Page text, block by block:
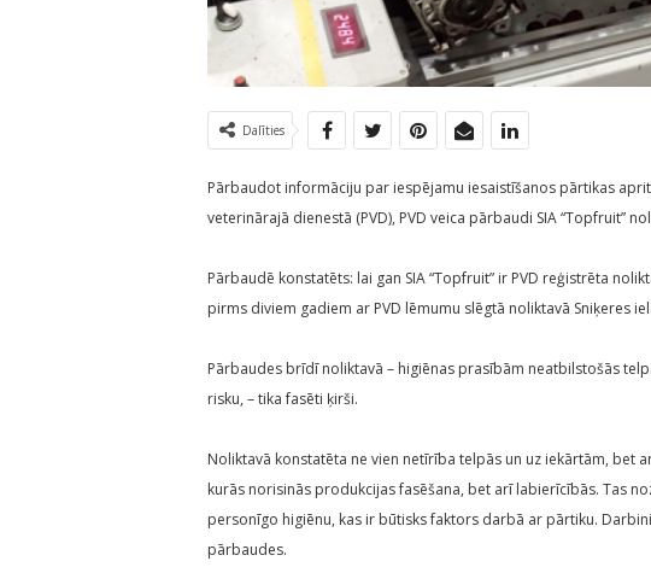
Dalīties
Pārbaudot informāciju par iespējamu iesaistīšanos pārtikas
veterinārajā dienestā (PVD), PVD veica pārbaudi SIA “Topfruit”
Pārbaudē konstatēts: lai gan SIA “Topfruit” ir PVD reģistrēta
pirms diviem gadiem ar PVD lēmumu slēgtā noliktavā Sniķeres
Pārbaudes brīdī noliktavā – higiēnas prasībām neatbilstošās
risku, – tika fasēti ķirši.
Noliktavā konstatēta ne vien netīrība telpās un uz iekārtām, bet
kurās norisinās produkcijas fasēšana, bet arī labierīcībās. Tas
personīgo higiēnu, kas ir būtisks faktors darbā ar pārtiku.
pārbaudes.